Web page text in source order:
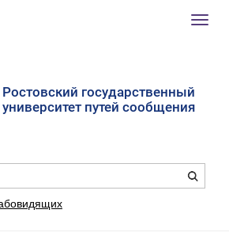
Ростовский государственный
университет путей сообщения